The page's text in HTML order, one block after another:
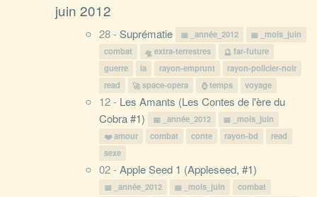
juin 2012
28 -Suprématie _année_2012
_mois_juin
combat
extra-terrestres
far-future
guerre
ia rayon-emprunt
rayon-policier-noir
read
space-opera temps voyage
12 - Les Amants (Les Contes de l'ère du
Cobra #1)
_année_2012
_mois_juin
amour
combat conte rayon-bd
read
sexe
02 -Apple Seed 1 (Appleseed, #1)
_année_2012 _mois_juin
combat